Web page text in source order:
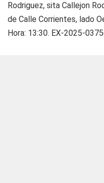
Rodriguez, sita Callejon
de Calle Corrientes, lado
Hora: 13:30. EX-2025-